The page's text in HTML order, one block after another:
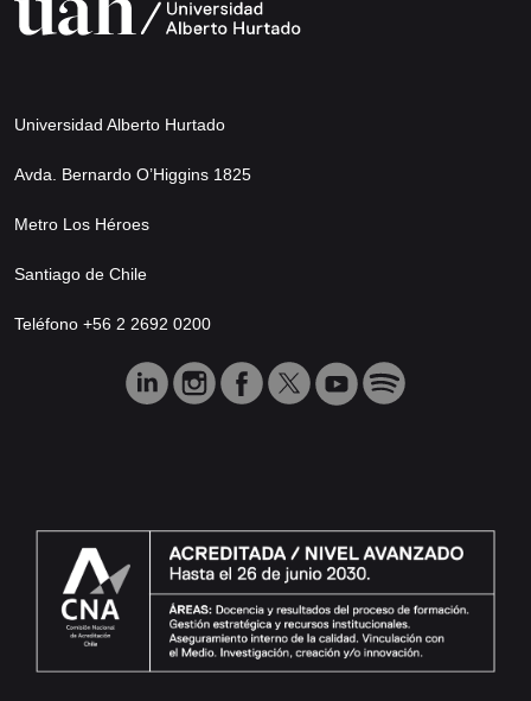
Universidad Alberto Hurtado
Avda. Bernardo O’Higgins 1825
Metro Los Héroes
Santiago de Chile
Teléfono +56 2 2692 0200